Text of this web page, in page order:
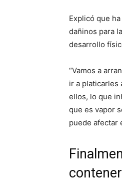
Explicó que
dañinos para
desarrollo
“Vamos a
ir a platicarles
ellos, lo que
que es vapor
puede afectar